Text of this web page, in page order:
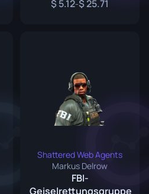
5.12- 25.71
Shattered Web Agents
Markus Delrow
FBI-
Geiselrettungsgruppe